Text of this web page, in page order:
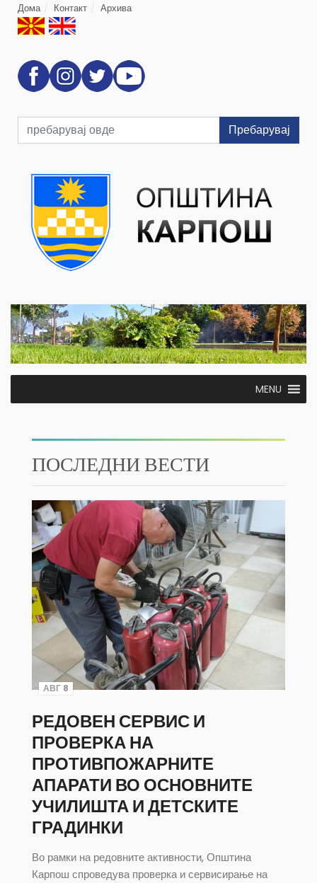
Дома Контакт Архива
Пребарувај
MENU
ПОСЛЕДНИ ВЕСТИ
АВГ 8
РЕДОВЕН СЕРВИС И
ПРОВЕРКА НА
ПРОТИВПОЖАРНИТЕ
АПАРАТИ ВО ОСНОВНИТЕ
УЧИЛИШТА И ДЕТСКИТЕ
ГРАДИНКИ
Во рамки на редовните активности, Општина
Карпош спроведува проверка и сервисирање на